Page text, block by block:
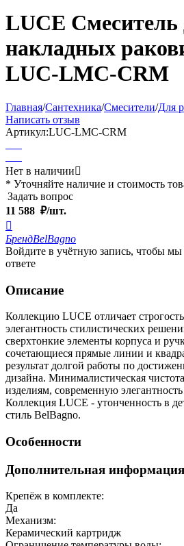
LUCE Смеситель
накладных
LUC-LMC-CRM
Главная/Сантехника/Смесители/Для
Написать отзыв
Артикул:LUC-LMC-CRM
Нет в наличии
* Уточняйте наличие и стоимость
Задать вопрос
11 588 ₽/шт.

БрендBelBagno
Войдите в учётную запись, чтобы
ответе
Описание
Коллекцию LUCE отличает
элегантность стилистических
сверхтонкие элементы корпуса и
сочетающиеся прямые линии и
результат долгой работы по
дизайна. Минималистическая
изделиям, современную
Коллекция LUCE - утонченность в
стиль BelBagno.
Особенности
Дополнительная информация
Крепёж в комплекте:
Да
Механизм:
Керамический картридж